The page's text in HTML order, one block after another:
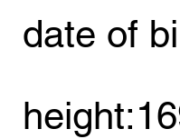
date of
height: